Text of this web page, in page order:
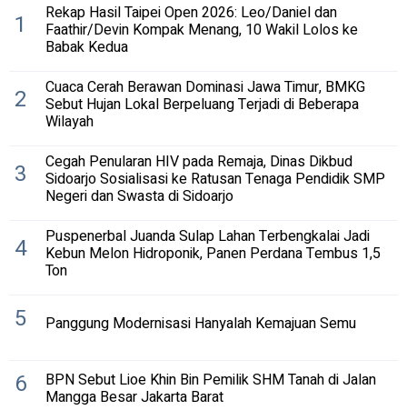
1 Rekap Hasil Taipei Open 2026: Leo/Daniel dan
Faathir/Devin Kompak Menang, 10 Wakil Lolos ke
Babak Kedua
2 Cuaca Cerah Berawan Dominasi Jawa Timur, BMKG
Sebut Hujan Lokal Berpeluang Terjadi di Beberapa
Wilayah
3 Cegah Penularan HIV pada Remaja, Dinas Dikbud
Sidoarjo Sosialisasi ke Ratusan Tenaga Pendidik SMP
Negeri dan Swasta di Sidoarjo
4 Puspenerbal Juanda Sulap Lahan Terbengkalai Jadi
Kebun Melon Hidroponik, Panen Perdana Tembus 1,5
Ton
5 Panggung Modernisasi Hanyalah Kemajuan Semu
6 BPN Sebut Lioe Khin Bin Pemilik SHM Tanah di Jalan
Mangga Besar Jakarta Barat